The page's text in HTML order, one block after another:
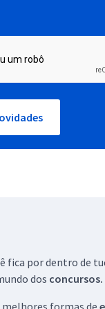
fica por dentro de
dos concursos.
melhores formas de